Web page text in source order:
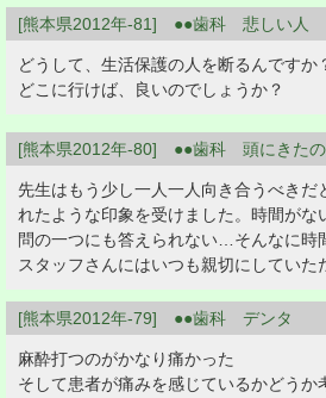
[熊本県2012年-81] ●●歯科 悲しい人
どうして、生活保護の人を断るんですか
どこに行けば、良いのでしょうか？
[熊本県2012年-80] ●●歯科 頭にきた
先生はもう少し一人一人向き合うべきだ
れたような印象を受けました。時間がな
問の一つにも答えられない…そんなに時
スタッフさんにはいつも親切にしていた
[熊本県2012年-79] ●●歯科 デンタ
麻酔打つのがかなり痛かった
そして患者が痛みを感じているかどうか